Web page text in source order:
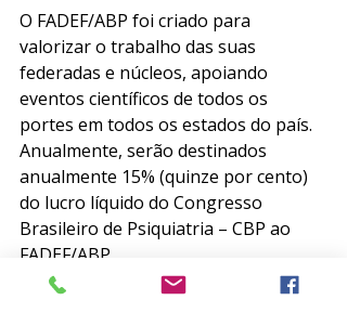
O FADEF/ABP foi criado para
valorizar o trabalho das suas
federadas e núcleos, apoiando
eventos científicos de todos os
portes em todos os estados do país. ​
Anualmente, serão destinados
anualmente 15% (quinze por cento)
do lucro líquido do Congresso
Brasileiro de Psiquiatria – CBP ao
FADEF/ABP.